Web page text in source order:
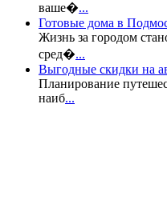
ваше�...
Готовые дома в
Жизнь за городом
сред�...
Выгодные скидки на
Планирование
наиб...